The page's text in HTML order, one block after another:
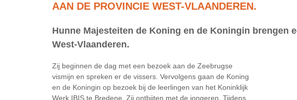
AAN DE PROVINCIE WEST-VLAANDEREN.
Hunne Majesteiten de Koning en de Koningin brengen
West-Vlaanderen.
Zij beginnen de dag met een bezoek aan de Zeebrugse
vismijn en spreken er de vissers. Vervolgens gaan de Koning
en de Koningin op bezoek bij de leerlingen van het Koninklijk
Werk IBIS te Bredene. Zij ontbijten met de jongeren. Tijdens